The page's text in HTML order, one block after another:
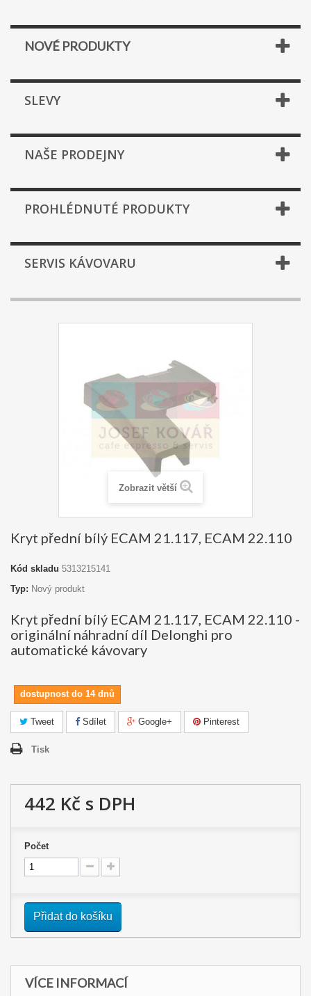
NOVÉ PRODUKTY
SLEVY
NAŠE PRODEJNY
PROHLÉDNUTÉ PRODUKTY
SERVIS KÁVOVARU
Zobrazit větší
Kryt přední bílý ECAM 21.117, ECAM 22.110
Kód skladu 5313215141
Typ: Nový produkt
Kryt přední bílý ECAM 21.117, ECAM 22.110 -
originální náhradní díl Delonghi pro
automatické kávovary
dostupnost do 14 dnů
Tweet Sdílet Google+ Pinterest
Tisk
442 Kč s DPH
Počet
Přidat do košíku
VÍCE INFORMACÍ